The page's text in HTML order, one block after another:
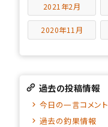
2021年2月
2020年11月
過去の投稿情報
今日の一言コメント
過去の釣果情報